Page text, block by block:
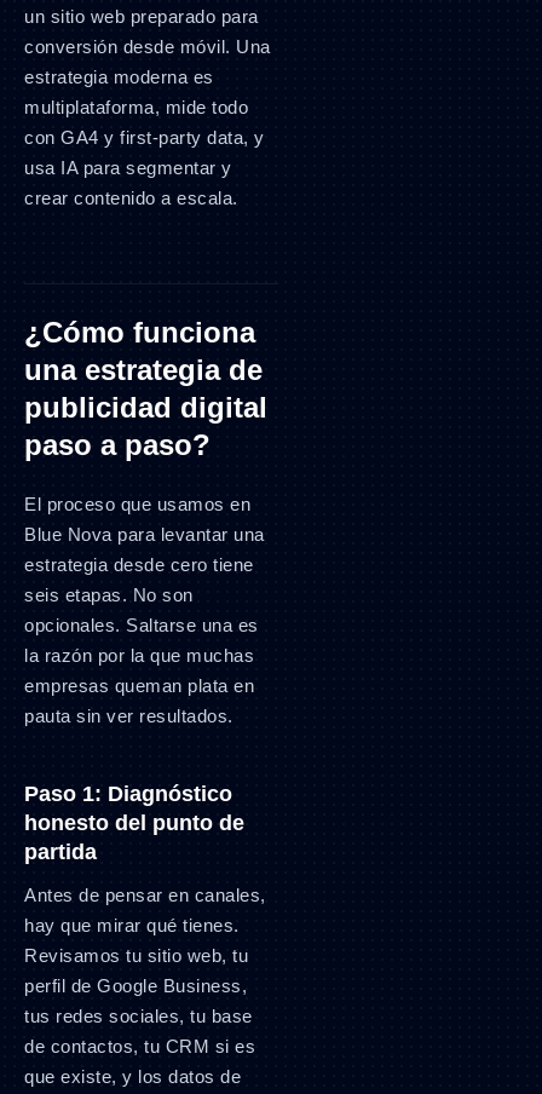
un sitio web preparado para
conversión desde móvil. Una
estrategia moderna es
multiplataforma, mide todo
con GA4 y first-party data, y
usa IA para segmentar y
crear contenido a escala.
¿Cómo funciona
una estrategia de
publicidad digital
paso a paso?
El proceso que usamos en
Blue Nova para levantar una
estrategia desde cero tiene
seis etapas. No son
opcionales. Saltarse una es
la razón por la que muchas
empresas queman plata en
pauta sin ver resultados.
Paso 1: Diagnóstico
honesto del punto de
partida
Antes de pensar en canales,
hay que mirar qué tienes.
Revisamos tu sitio web, tu
perfil de Google Business,
tus redes sociales, tu base
de contactos, tu CRM si es
que existe, y los datos de